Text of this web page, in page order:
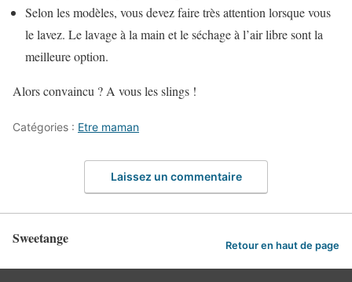
Selon les modèles, vous devez faire très attention lorsque vous
le lavez. Le lavage à la main et le séchage à l’air libre sont la
meilleure option.
Alors convaincu ? A vous les slings !
Catégories : Etre maman
Laissez un commentaire
Sweetange Retour en haut de page